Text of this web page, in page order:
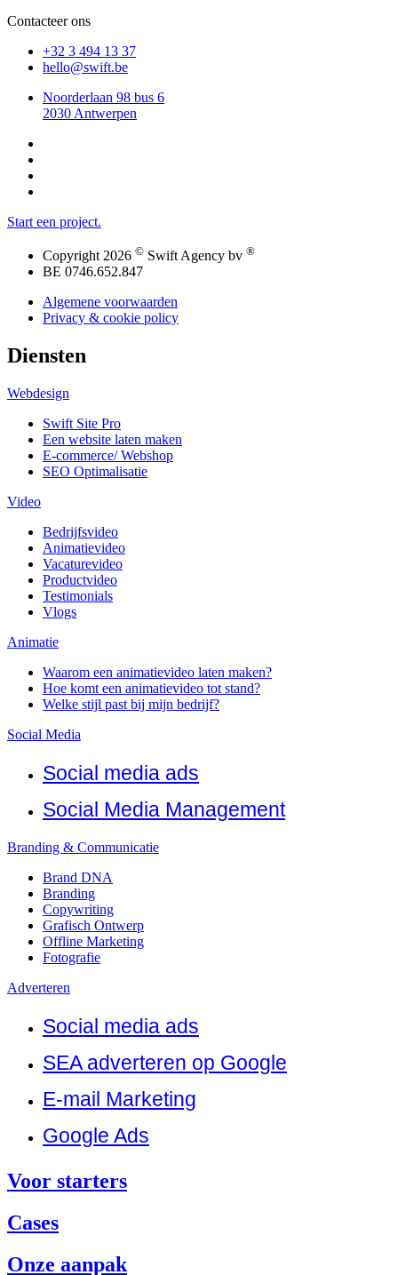
Contacteer ons
+32 3 494 13 37
eb.tfiws@olleh
Noorderlaan 98 bus 6
2030 Antwerpen
Start een project.
Copyright 2026 © Swift Agency bv ®
BE 0746.652.847
Algemene voorwaarden
Privacy & cookie policy
Diensten
Webdesign
Swift Site Pro
Een website laten maken
E-commerce/ Webshop
SEO Optimalisatie
Video
Bedrijfsvideo
Animatievideo
Vacaturevideo
Productvideo
Testimonials
Vlogs
Animatie
Waarom een animatievideo laten maken?
Hoe komt een animatievideo tot stand?
Welke stijl past bij mijn bedrijf?
Social Media
Social media ads
Social Media Management
Branding & Communicatie
Brand DNA
Branding
Copywriting
Grafisch Ontwerp
Offline Marketing
Fotografie
Adverteren
Social media ads
SEA adverteren op Google
E-mail Marketing
Google Ads
Voor starters
Cases
Onze aanpak